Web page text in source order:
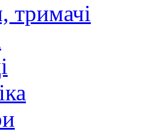
тримачі